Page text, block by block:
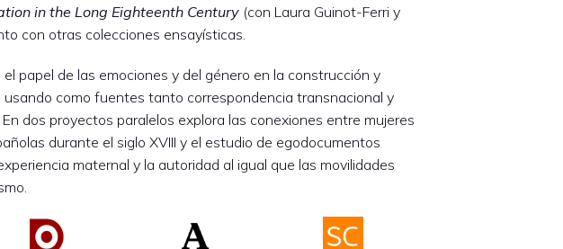
in the Long Eighteenth Century (con Laura Guinot-Ferri y
con otras colecciones ensayísticas.
papel de las emociones y del género en la construcción y
usando como fuentes tanto correspondencia transnacional y
dos proyectos paralelos explora las conexiones entre mujeres
durante el siglo XVIII y el estudio de egodocumentos
maternal y la autoridad al igual que las movilidades